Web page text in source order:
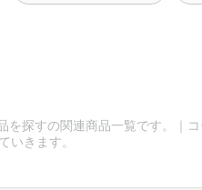
を探すの関連商品一覧です。｜
いきます。